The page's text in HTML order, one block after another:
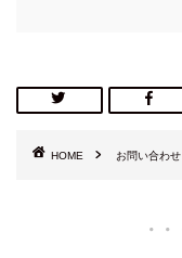
HOME お問い合わせ